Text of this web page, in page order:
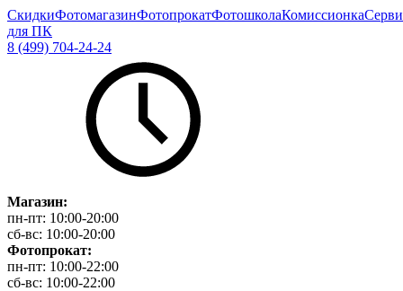
СкидкиФотомагазинФотопрокатФотошколаКомиссионка
для ПК
8 (499) 704-24-24
Магазин:
пн-пт: 10:00-20:00
сб-вс: 10:00-20:00
Фотопрокат:
пн-пт: 10:00-22:00
сб-вс: 10:00-22:00